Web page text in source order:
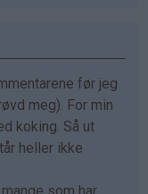
før jeg
meg). For min
koking. Så ut
heller ikke